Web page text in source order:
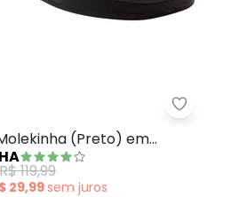
Molekinha (Preto)
(Preto) em
R$ 119,99
29,99sem juros